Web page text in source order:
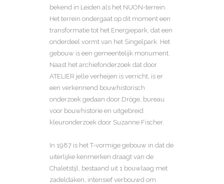
bekend in Leiden als het NUON-terrein.
Het terrein ondergaat op dit moment een
transformatie tot het Energiepark, dat een
onderdeel vormt van het Singelpark. Het
gebouw is een gemeentelijk monument.
Naast het archiefonderzoek dat door
ATELIER jelle verheijen is verricht, is er
een verkennend bouwhistorisch
onderzoek gedaan door Dröge, bureau
voor bouwhistorie en uitgebreid
kleuronderzoek door Suzanne Fischer.
In 1987 is het T-vormige gebouw in dat de
uiterlijke kenmerken draagt van de
Chaletstijl, bestaand uit 1 bouwlaag met
zadeldaken, intensief verbouwd om